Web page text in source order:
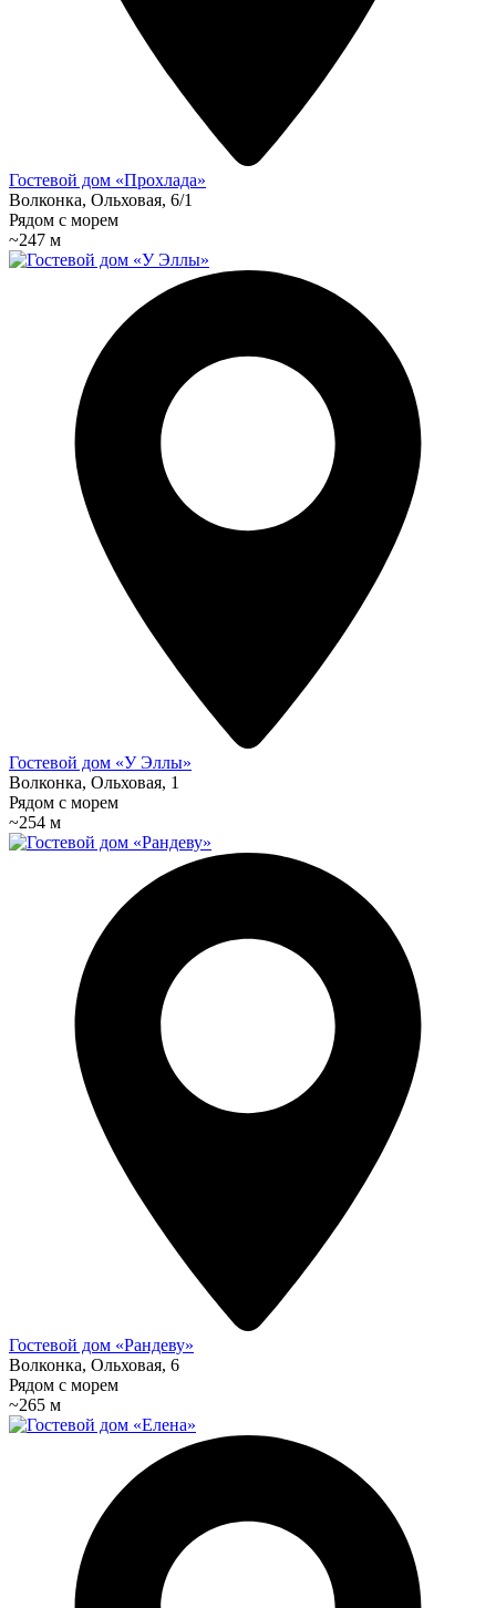
Гостевой дом «Прохлада»
Волконка, Ольховая, 6/1
Рядом с морем
~247 м
Гостевой дом «У Эллы»
Волконка, Ольховая, 1
Рядом с морем
~254 м
Гостевой дом «Рандеву»
Волконка, Ольховая, 6
Рядом с морем
~265 м